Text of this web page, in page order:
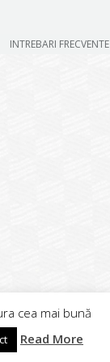
INTREBARI FRECVENTE
cea mai bună
Read More